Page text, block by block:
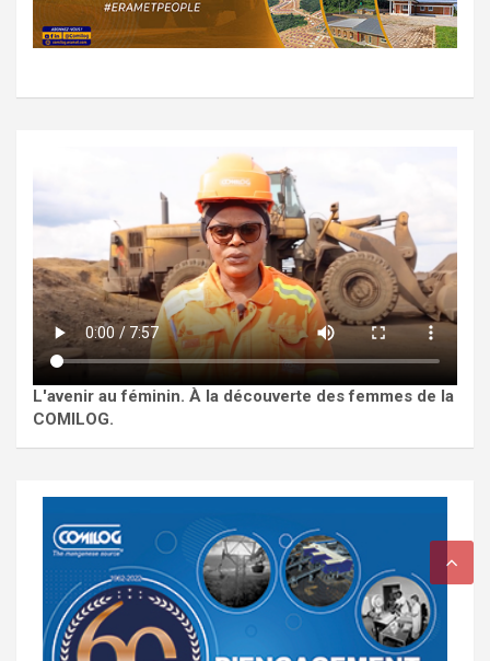
L'avenir au féminin. À la découverte des femmes de la
COMILOG.